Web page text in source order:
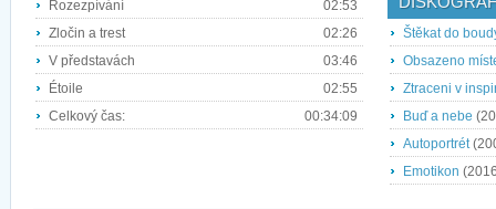
Rozezpívání
02:53
Zločin a trest
02:26
V představách
03:46
Étoile
02:55
Celkový čas:
00:34:09
Štěkat do
Obsazeno
Ztraceni v
Buď a nebe
Autoportrét
Emotikon